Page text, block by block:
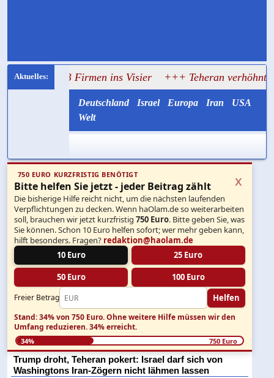
33 Firmen ins Visier +++ Teheran verhöhnt Trump:
Deutschland Israel Europa Iran
USA
Welt
750 EURO KURZFRISTIG BENÖTIGT
Bitte helfen Sie jetzt - jeder Beitrag zählt
Die bisherige Hilfe reicht nicht, um die nächsten laufenden
Verpflichtungen zu decken. Wenn haOlam.de so weiterarbeiten
soll, brauchen wir jetzt kurzfristig750 Euro. Bitte geben Sie, was
Sie können. Schon 10 Euro helfen sofort; wer mehr geben kann,
hilft besonders. Fragen? redaktion@haolam.de
10 Euro
25 Euro
50 Euro 100 Euro
Freier Betrag Helfen
x
Stand: 34% von 750 Euro.Ohne weitere Hilfe müssen wir den
Umfang reduzieren.34% erreicht.
34% 750 Euro
Trump droht, Teheran pokert: Israel darf sich von
Washingtons Iran-Zögern nicht lähmen lassen